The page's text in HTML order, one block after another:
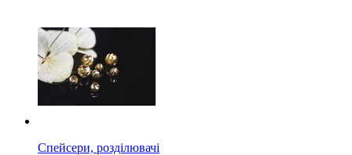
Спейсери, розділювачі